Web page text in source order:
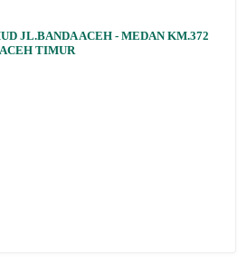
JL.BANDA ACEH - MEDAN KM.372
TIMUR